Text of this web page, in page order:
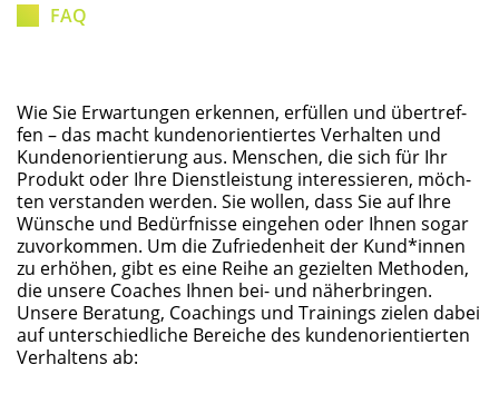
FAQ
Wie Sie Erwar­tun­gen erken­nen, erfül­len und über­tref­
fen – das macht kun­den­ori­en­tier­tes Ver­hal­ten und
Kun­den­ori­en­tie­rung aus. Men­schen, die sich für Ihr
Pro­dukt oder Ihre Dienst­leis­tung inter­es­sie­ren, möch­
ten ver­stan­den wer­den. Sie wol­len, dass Sie auf Ihre
Wün­sche und Bedürf­nis­se ein­ge­hen oder Ihnen sogar
zuvor­kom­men. Um die Zufrie­den­heit der Kund*innen
zu erhö­hen, gibt es eine Rei­he an geziel­ten Metho­den,
die unse­re Coa­ches Ihnen bei- und näher­brin­gen.
Unse­re Bera­tung, Coa­chings und Trai­nings zie­len dabei
auf unter­schied­li­che Berei­che des kun­den­ori­en­tier­ten
Ver­hal­tens ab: